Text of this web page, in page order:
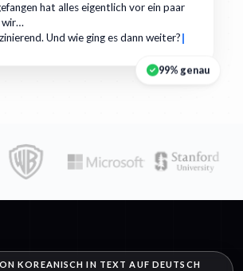
hat alles eigentlich vor ein paar
wir…
Und wie ging es dann weiter?
99% genau
KOREANISCH IN TEXT AUF DEUTSCH